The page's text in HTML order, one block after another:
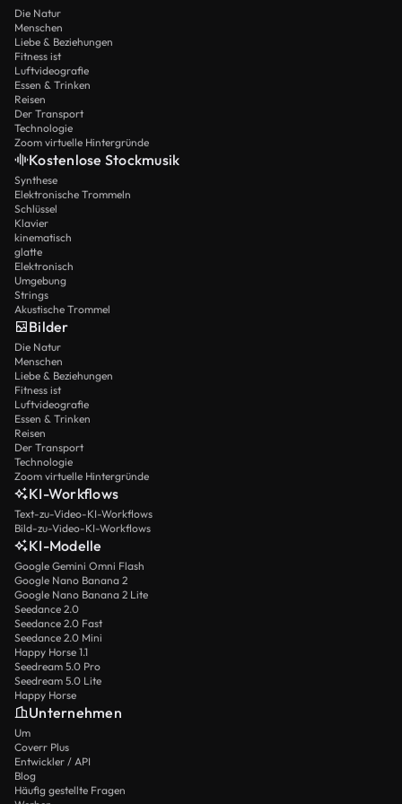
Die Natur
Menschen
Liebe & Beziehungen
Fitness ist
Luftvideografie
Essen & Trinken
Reisen
Der Transport
Technologie
Zoom virtuelle Hintergründe
Kostenlose Stockmusik
Synthese
Elektronische Trommeln
Schlüssel
Klavier
kinematisch
glatte
Elektronisch
Umgebung
Strings
Akustische Trommel
Bilder
Die Natur
Menschen
Liebe & Beziehungen
Fitness ist
Luftvideografie
Essen & Trinken
Reisen
Der Transport
Technologie
Zoom virtuelle Hintergründe
KI-Workflows
Text-zu-Video-KI-Workflows
Bild-zu-Video-KI-Workflows
KI-Modelle
Google Gemini Omni Flash
Google Nano Banana 2
Google Nano Banana 2 Lite
Seedance 2.0
Seedance 2.0 Fast
Seedance 2.0 Mini
Happy Horse 1.1
Seedream 5.0 Pro
Seedream 5.0 Lite
Happy Horse
Unternehmen
Um
Coverr Plus
Entwickler / API
Blog
Häufig gestellte Fragen